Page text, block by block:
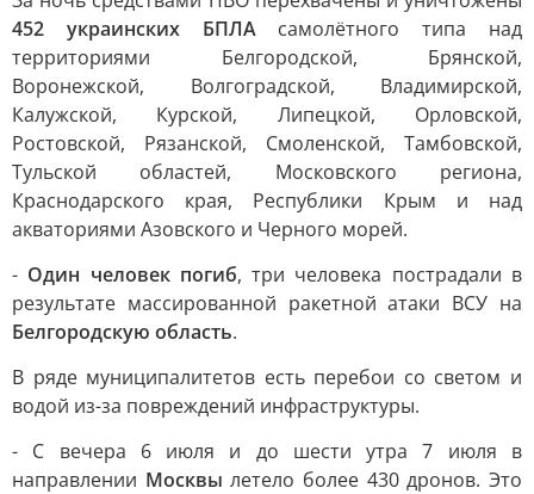
452 украинских БПЛАсамолётного типа над
территориями Белгородской, Брянской,
Воронежской, Волгоградской, Владимирской,
Калужской, Курской, Липецкой, Орловской,
Ростовской, Рязанской, Смоленской, Тамбовской,
Тульской областей, Московского региона,
Краснодарского края, Республики Крым и над
акваториями Азовского и Черного морей.
- Один человек погиб, три человека пострадали в
результате массированной ракетной атаки ВСУ на
Белгородскую область.
В ряде муниципалитетов есть перебои со светом и
водой из-за повреждений инфраструктуры.
- С вечера 6 июля и до шести утра 7 июля в
направлении Москвы летело более 430 дронов. Это